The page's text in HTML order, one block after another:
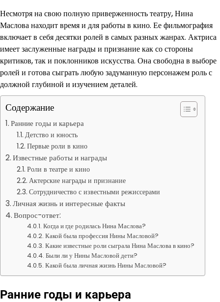
Несмотря на свою полную приверженность театру, Нина
Маслова находит время и для работы в кино. Ее фильмография
включает в себя десятки ролей в самых разных жанрах. Актриса
имеет заслуженные награды и признание как со стороны
критиков, так и поклонников искусства. Она свободна в выборе
ролей и готова сыграть любую задуманную персонажем роль с
должной глубиной и изучением деталей.
Содержание
Ранние годы и карьера
Детство и юность
Первые роли в кино
Известные работы и награды
Роли в театре и кино
Актерские награды и признание
Сотрудничество с известными режиссерами
Личная жизнь и интересные факты
Вопрос-ответ:
Когда и где родилась Нина Маслова?
Какой была профессия Нины Масловой?
Какие известные роли сыграла Нина Маслова в кино?
Были ли у Нины Масловой дети?
Какой была личная жизнь Нины Масловой?
Ранние годы и карьера